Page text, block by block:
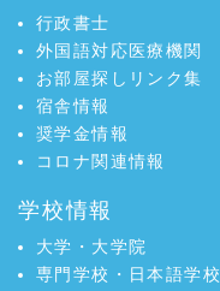
行政書士
外国語対応医療機関
お部屋探しリンク集
宿舎情報
奨学金情報
コロナ関連情報
学校情報
大学・大学院
専門学校・日本語学校